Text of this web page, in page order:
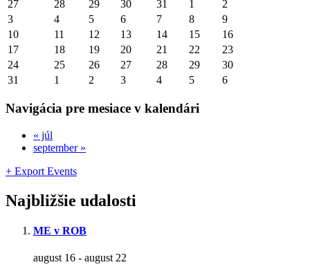
27
28 29 30 31 1
2
3
4 5 6 7 8
9
10
11 12 13 14 15
16
17
18 19 20 21 22
23
24
25 26 27 28 29
30
31
1 2 3 4 5 6
Navigácia pre mesiace v kalendári
« júl
september »
+ Export Events
Najbližšie udalosti
ME v ROB
august 16 - august 22